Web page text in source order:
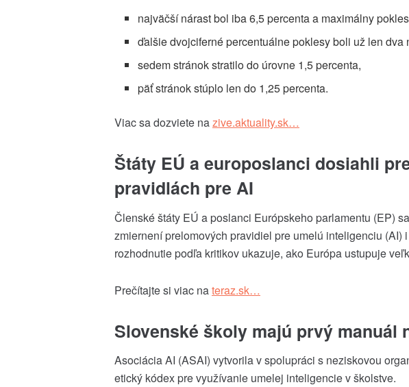
najväčší nárast bol iba 6,5 percenta a maximálny
ďalšie dvojciferné percentuálne poklesy boli už len dva
sedem stránok stratilo do úrovne 1,5 percenta,
päť stránok stúplo len do 1,25 percenta.
Viac sa dozviete nazive.aktuality.sk…
Štáty EÚ a europoslanci dosiahli
pravidlách pre AI
Členské štáty EÚ a poslanci Európskeho parlamentu (EP)
zmiernení prelomových pravidiel pre umelú inteligenciu (AI)
rozhodnutie podľa kritikov ukazuje, ako Európa ustupuje
Prečítajte si viac nateraz.sk…
Slovenské školy majú prvý manuál
Asociácia AI (ASAI) vytvorila v spolupráci s neziskovou
etický kódex pre využívanie umelej inteligencie vškolstve.